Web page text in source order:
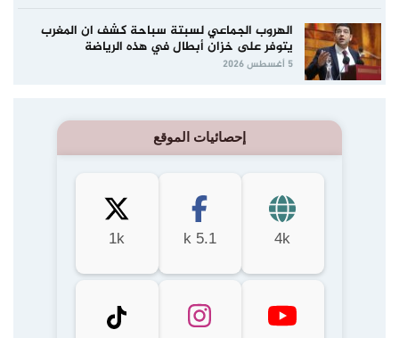
الهروب الجماعي لسبتة سباحة كشف ان المغرب
يتوفر على خزان أبطال في هذه الرياضة
5 أغسطس 2026
إحصائيات الموقع
4k
5.1 k
1k